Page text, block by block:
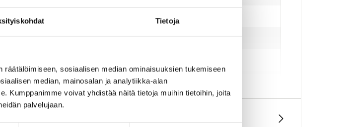
Tietoja
sosiaalisen median ominaisuuksien tukemiseen
median, mainosalan ja analytiikka-alan
Kumppanimme voivat yhdistää näitä tietoja muihin tietoihin, joita
palvelujaan.
F
Nej
79 mm
≥80 Ra